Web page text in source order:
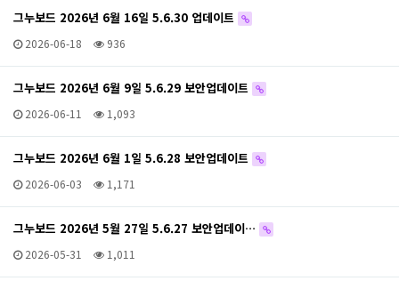
그누보드 2026년 6월 16일 5.6.30 업데이트
2026-06-18 936
그누보드 2026년 6월 9일 5.6.29 보안업데이트
2026-06-11 1,093
그누보드 2026년 6월 1일 5.6.28 보안업데이트
2026-06-03 1,171
그누보드 2026년 5월 27일 5.6.27 보안업데이…
2026-05-31 1,011